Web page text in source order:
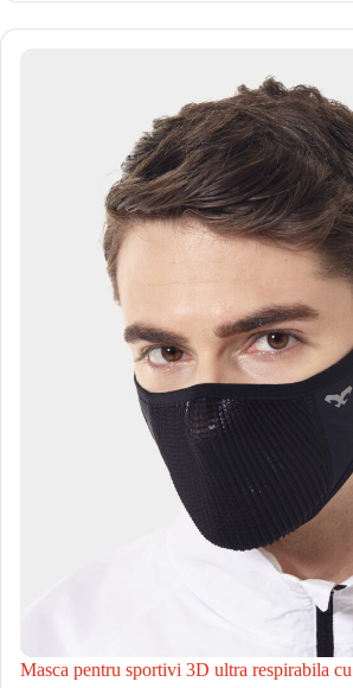
Masca pentru sportivi 3D ultra respirabila